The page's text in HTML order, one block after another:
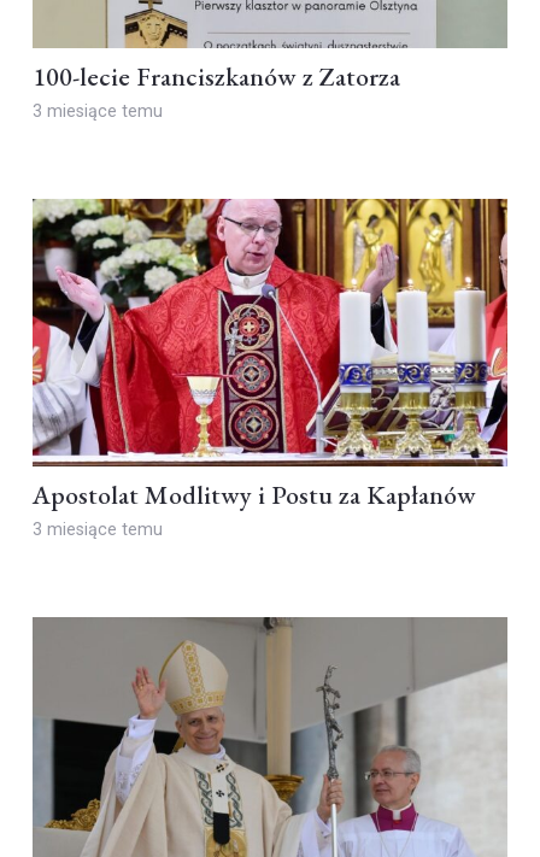
100-lecie Franciszkanów z Zatorza
3 miesiące temu
Apostolat Modlitwy i Postu za Kapłanów
3 miesiące temu